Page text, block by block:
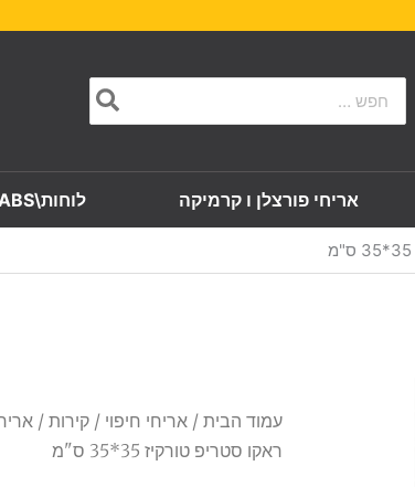
for:
אריחי פורצלן ו קרמיקה לוחות\SLABS
עמוד הבית / אריחי חיפוי / קירות /
ראקו סטריפ טורקיז 35*35 ס"מ